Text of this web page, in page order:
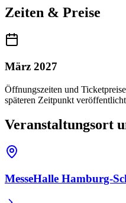
Zeiten & Preise
März 2027
Öffnungszeiten und
späteren Zeitpunkt
Veranstaltungsort
MesseHalle Hamburg-